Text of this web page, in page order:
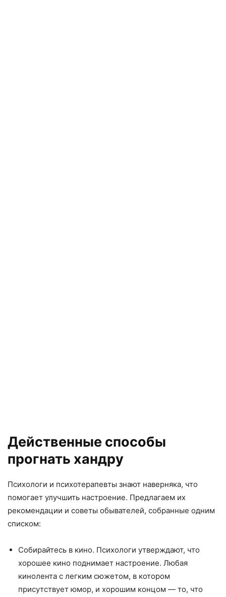
Действенные способы
прогнать хандру
Психологи и психотерапевты знают наверняка, что
помогает улучшить настроение. Предлагаем их
рекомендации и советы обывателей, собранные одним
списком:
Собирайтесь в кино. Психологи утверждают, что
хорошее кино поднимает настроение. Любая
кинолента с легким сюжетом, в котором
присутствует юмор, и хорошим концом — то, что